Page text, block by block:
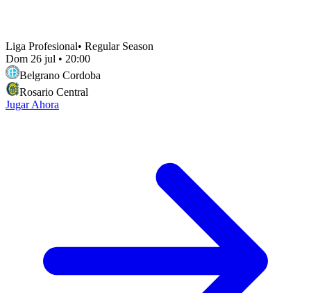
Liga Profesional• Regular Season
Dom 26 jul • 20:00
Belgrano Cordoba
Rosario Central
Jugar Ahora